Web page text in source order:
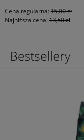
Cena regularna: 15,00 zł
Najniższa cena: 13,50 zł
Bestsellery